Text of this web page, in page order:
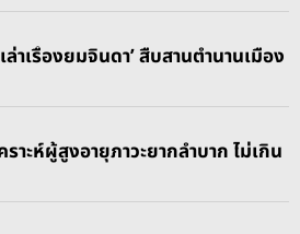
ล่าเรื่องยมจินดา’ สืบสานตำนานเมือง
ะห์ผู้สูงอายุภาวะยากลำบาก ไม่เกิน